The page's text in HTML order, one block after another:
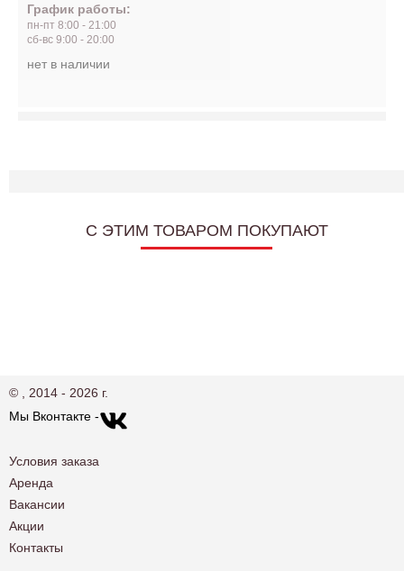
График работы:
пн-пт 8:00 - 21:00
сб-вс 9:00 - 20:00
нет в наличии
C ЭТИМ ТОВАРОМ ПОКУПАЮТ
© , 2014 - 2026 г.
Мы Вконтакте -
Условия заказа
Аренда
Вакансии
Акции
Контакты